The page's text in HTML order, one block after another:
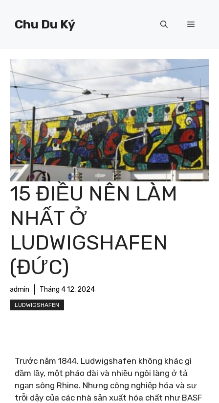
Chu Du Ký Menu
15 ĐIỀU NÊN LÀM
NHẤT Ở
LUDWIGSHAFEN
(ĐỨC)
admin Tháng 4 12, 2024
LUDWIGSHAFEN
Trước năm 1844, Ludwigshafen không khác gì
đầm lầy, một pháo đài và nhiều ngôi làng ở tả
ngạn sông Rhine. Nhưng công nghiệp hóa và sự
trỗi dậy của các nhà sản xuất hóa chất như BASF